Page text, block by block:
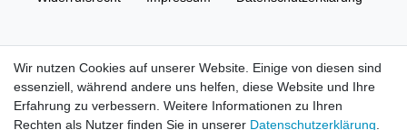
© Copyright 2026 | Alle Rechte vorbehalten. HL-
Handelsgesellschaft mbH.
Wir nutzen Cookies auf unserer Website. Einige von diesen sind
essenziell, während andere uns helfen, diese Website und Ihre
Erfahrung zu verbessern. Weitere Informationen zu Ihren
Rechten als Nutzer finden Sie in unserer Daten­schutz­erklärung